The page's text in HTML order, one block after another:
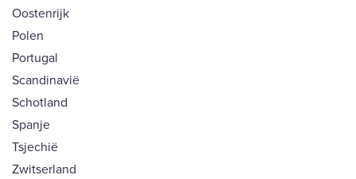
Oostenrijk
Polen
Portugal
Scandinavië
Schotland
Spanje
Tsjechië
Zwitserland